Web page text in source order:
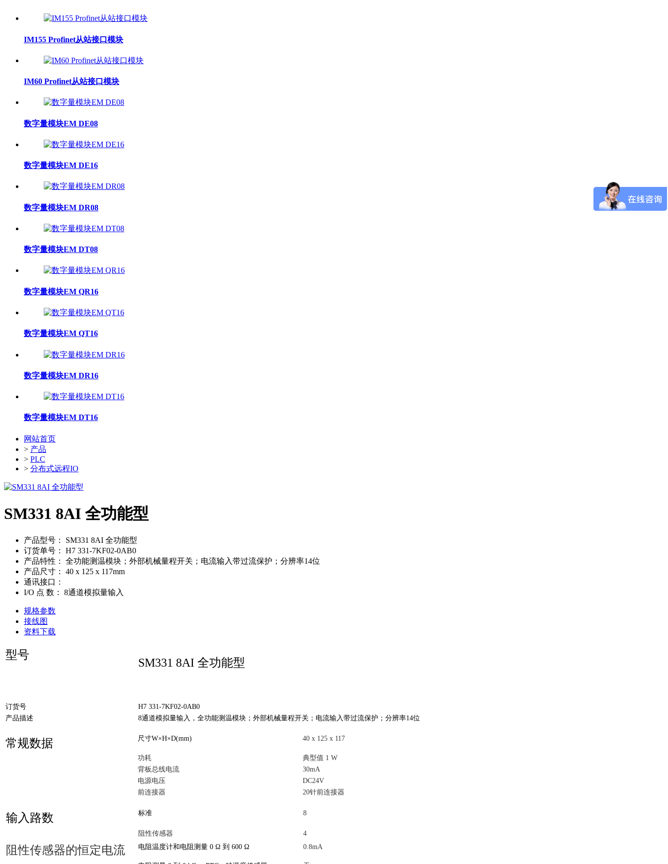
IM155 Profinet从站接口模块
IM60 Profinet从站接口模块
数字量模块EM DE08
数字量模块EM DE16
数字量模块EM DR08
数字量模块EM DT08
数字量模块EM QR16
数字量模块EM QT16
数字量模块EM DR16
数字量模块EM DT16
网站首页
> 产品
> PLC
> 分布式远程IO
SM331 8AI 全功能型
产品型号：
SM331 8AI 全功能型
订货单号：
H7 331-7KF02-0AB0
产品特性：
全功能测温模块；外部机械量程开关；电流输入带过流保护；分辨率14位
产品尺寸：
40 x 125 x 117mm
通讯接口：
I/O 点 数：
8通道模拟量输入
规格参数
接线图
资料下载
型号
SM331 8AI 全功能型
订货号
H7 331-7KF02-0AB0
产品描述
8通道模拟量输入，全功能测温模块；外部机械量程开关；电流输入带过流保护；分辨率14位
常规数据 尺寸W×H×D(mm) 40 x 125 x 117
功耗
典型值 1 W
背板总线电流
30mA
电源电压
DC24V
前连接器
20针前连接器
输入路数 标准 8
阻性传感器 4
阻性传感器的恒定电流 电阻温度计和电阻测量 0 Ω 到 600 Ω 0.8mA